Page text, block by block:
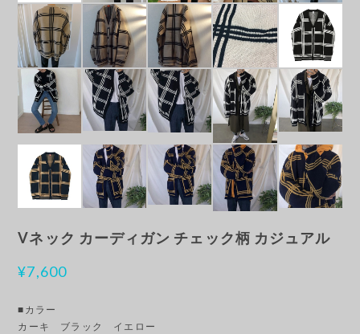
Vネック カーディガン チェック柄 カジュアル
¥7,600
■カラー
カーキ ブラック イエロー